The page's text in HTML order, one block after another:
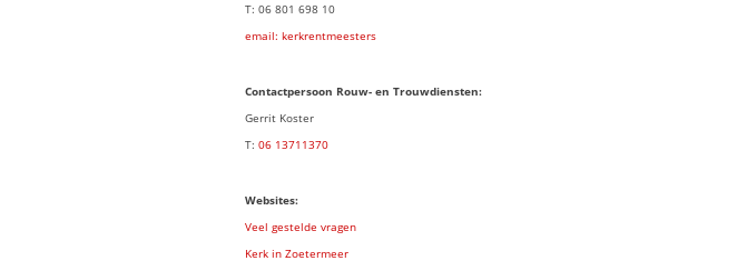
T: 06 801 698 10
email: kerkrentmeesters
Contactpersoon Rouw- en Trouwdiensten:
Gerrit Koster
T: 06 13711370
Websites:
Veel gestelde vragen
Kerk in Zoetermeer